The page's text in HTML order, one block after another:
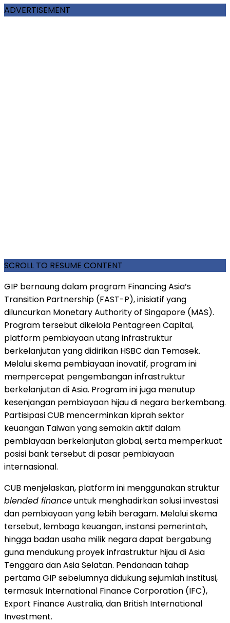
ADVERTISEMENT
SCROLL TO RESUME CONTENT
GIP bernaung dalam program Financing Asia’s
Transition Partnership (FAST-P), inisiatif yang
diluncurkan Monetary Authority of Singapore (MAS).
Program tersebut dikelola Pentagreen Capital,
platform pembiayaan utang infrastruktur
berkelanjutan yang didirikan HSBC dan Temasek.
Melalui skema pembiayaan inovatif, program ini
mempercepat pengembangan infrastruktur
berkelanjutan di Asia. Program ini juga menutup
kesenjangan pembiayaan hijau di negara berkembang.
Partisipasi CUB mencerminkan kiprah sektor
keuangan Taiwan yang semakin aktif dalam
pembiayaan berkelanjutan global, serta memperkuat
posisi bank tersebut di pasar pembiayaan
internasional.
CUB menjelaskan, platform ini menggunakan struktur
blended financeuntuk menghadirkan solusi investasi
dan pembiayaan yang lebih beragam. Melalui skema
tersebut, lembaga keuangan, instansi pemerintah,
hingga badan usaha milik negara dapat bergabung
guna mendukung proyek infrastruktur hijau di Asia
Tenggara dan Asia Selatan. Pendanaan tahap
pertama GIP sebelumnya didukung sejumlah institusi,
termasuk International Finance Corporation (IFC),
Export Finance Australia, dan British International
Investment.